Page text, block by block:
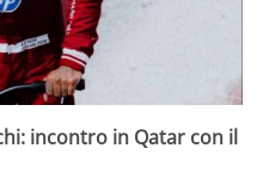
incontro in Qatar con il